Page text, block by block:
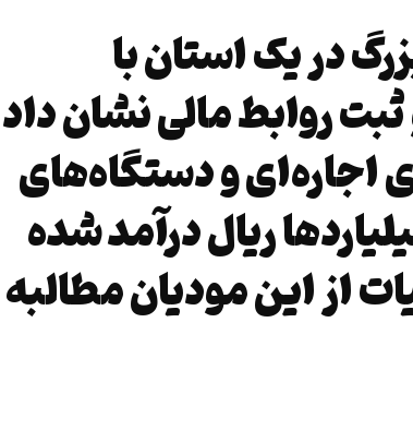
در یک استان با
روابط مالی نشان داد
اجاره‌ای و دستگاه‌های
ریال درآمد شده
مالیات از این مودیان مطالبه